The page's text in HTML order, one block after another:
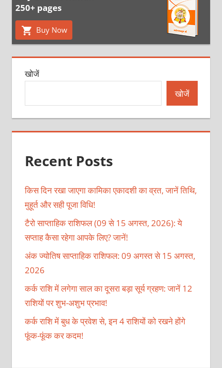
250+ pages
Buy Now
खोजें
खोजें
Recent Posts
किस दिन रखा जाएगा कामिका एकादशी का व्रत, जानें तिथि,
मुहूर्त और सही पूजा विधि!
टैरो साप्ताहिक राशिफल (09 से 15 अगस्त, 2026): ये
सप्ताह कैसा रहेगा आपके लिए? जानें!
अंक ज्योतिष साप्ताहिक राशिफल: 09 अगस्त से 15 अगस्त,
2026
कर्क राशि में लगेगा साल का दूसरा बड़ा सूर्य ग्रहण: जानें 12
राशियों पर शुभ-अशुभ प्रभाव!
कर्क राशि में बुध के प्रवेश से, इन 4 राशियों को रखने होंगे
फूंक-फूंक कर कदम!